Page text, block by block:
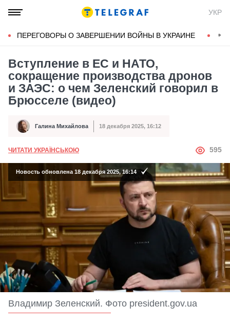
УКР
ПЕРЕГОВОРЫ О ЗАВЕРШЕНИИ ВОЙНЫ В УКРАИНЕ
Вступление в ЕС и НАТО,
сокращение производства дронов
и ЗАЭС: о чем Зеленский говорил в
Брюсселе (видео)
Автор Галина Михайлова
Дата публикации 18 декабря 2025, 16:12
ЧИТАТИ УКРАЇНСЬКОЮ АВТОР
595
Новость обновлена 18 декабря 2025, 16:14
Владимир Зеленский. Фото president.gov.ua